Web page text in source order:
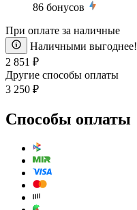
86 бонусов
При оплате за наличные
Наличными выгоднее!
2 851 ₽
Другие способы оплаты
3 250 ₽
Способы оплаты